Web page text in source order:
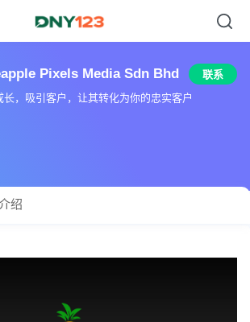
Pixels Media Sdn Bhd
联系
长，吸引客户，让其转化为你的忠实客户
绍